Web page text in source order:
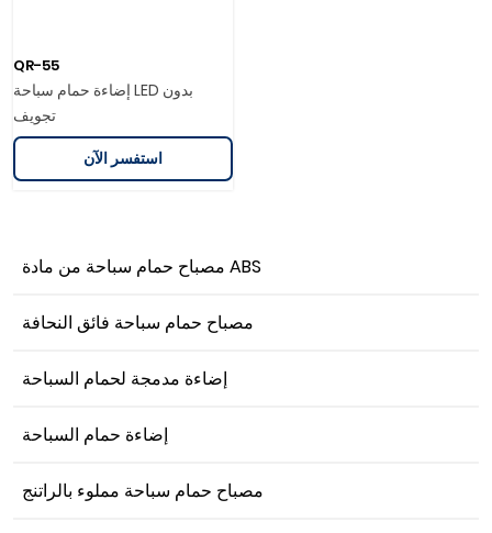
QR-55
إضاءة حمام سباحة LED بدون
تجويف
استفسر الآن
مصباح حمام سباحة من مادة ABS
مصباح حمام سباحة فائق النحافة
إضاءة مدمجة لحمام السباحة
إضاءة حمام السباحة
مصباح حمام سباحة مملوء بالراتنج